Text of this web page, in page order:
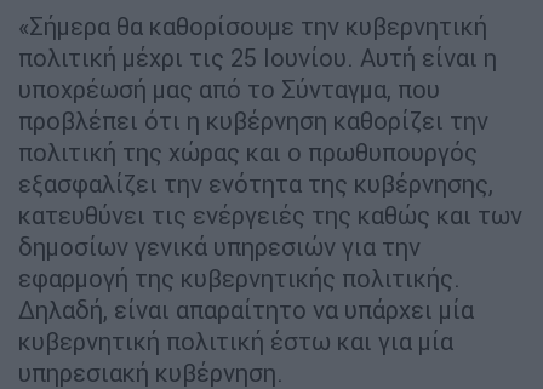
«Σήμερα θα καθορίσουμε την κυβερνητική
πολιτική μέχρι τις 25 Ιουνίου. Αυτή είναι η
υποχρέωσή μας από το Σύνταγμα, που
προβλέπει ότι η κυβέρνηση καθορίζει την
πολιτική της χώρας και ο πρωθυπουργός
εξασφαλίζει την ενότητα της κυβέρνησης,
κατευθύνει τις ενέργειές της καθώς και των
δημοσίων γενικά υπηρεσιών για την
εφαρμογή της κυβερνητικής πολιτικής.
Δηλαδή, είναι απαραίτητο να υπάρχει μία
κυβερνητική πολιτική έστω και για μία
υπηρεσιακή κυβέρνηση.